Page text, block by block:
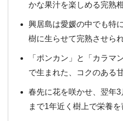
かな果汁を楽しめる完熟
興居島は愛媛の中でも特
樹に生らせて完熟させら
「ポンカン」と「カラマ
で生まれた、コクのある
春先に花を咲かせ、翌年
まで1年近く樹上で栄養を